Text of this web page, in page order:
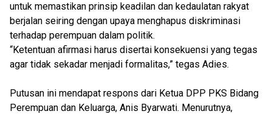
untuk memastikan prinsip keadilan dan kedaulatan rakyat
berjalan seiring dengan upaya menghapus diskriminasi
terhadap perempuan dalam politik.
“Ketentuan afirmasi harus disertai konsekuensi yang tegas
agar tidak sekadar menjadi formalitas,” tegas Adies.
Putusan ini mendapat respons dari Ketua DPP PKS Bidang
Perempuan dan Keluarga, Anis Byarwati. Menurutnya,